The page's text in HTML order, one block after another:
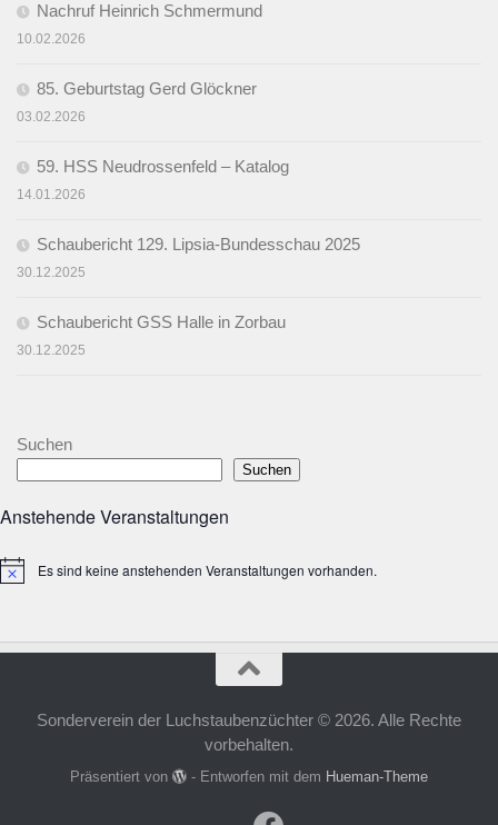
Nachruf Heinrich Schmermund
10.02.2026
85. Geburtstag Gerd Glöckner
03.02.2026
59. HSS Neudrossenfeld – Katalog
14.01.2026
Schaubericht 129. Lipsia-Bundesschau 2025
30.12.2025
Schaubericht GSS Halle in Zorbau
30.12.2025
Suchen
Suchen
Anstehende Veranstaltungen
HinweisEs sind keine anstehenden Veranstaltungen vorhanden.
Sonderverein der Luchstaubenzüchter © 2026. Alle Rechte
vorbehalten.
Präsentiert von - Entworfen mit dem Hueman-Theme